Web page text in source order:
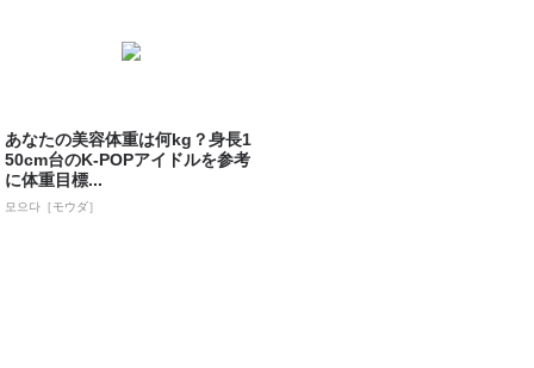
あなたの美容体重は何kg？身長1
50cm台のK-POPアイドルを参考
に体重目標...
모으다［モウダ］